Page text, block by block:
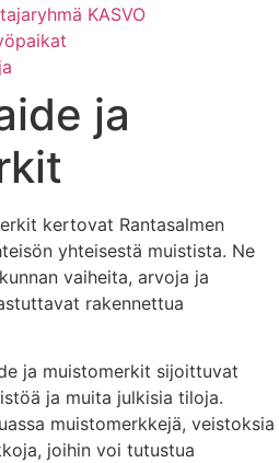
KASVO
ja
kertovat Rantasalmen
yhteisestä muistista. Ne
vaiheita, arvoja ja
rakennettua
ja muistomerkit sijoittuvat
ja muita julkisia tiloja.
muistomerkkejä, veistoksia
joihin voi tutustua